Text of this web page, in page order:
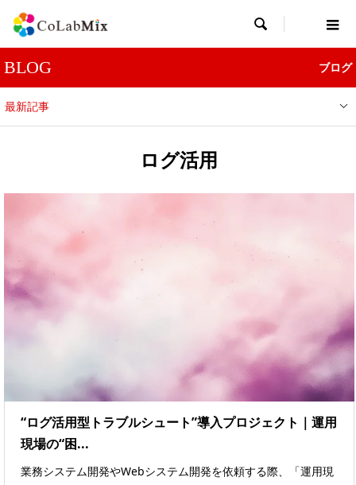

BLOG ブログ
最新記事
ログ活用
“ログ活用型トラブルシュート”導入プロジェクト｜運用
現場の“困...
業務システム開発やWebシステム開発を依頼する際、「運用現